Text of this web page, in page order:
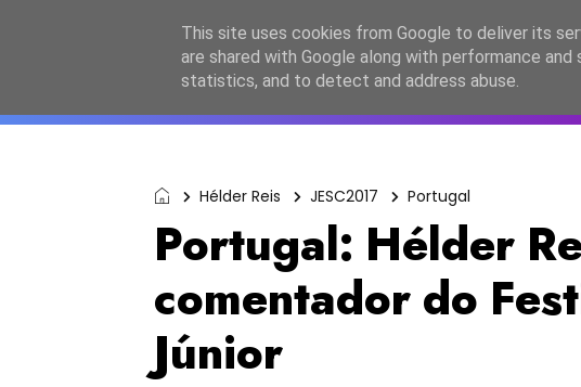
ESC2027 JESC2026 FC2026
Hélder Reis JESC2017 Portugal
Portugal: Hélder
comentador do
Júnior
This site uses cookies from Google to deliver its
are shared with Google along with performance
statistics, and to detect and address abuse.